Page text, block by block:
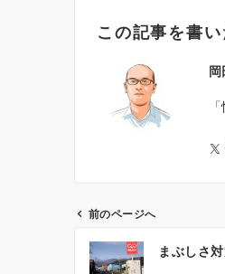
この記事を書い
岡
前のページへ
まぶしさ